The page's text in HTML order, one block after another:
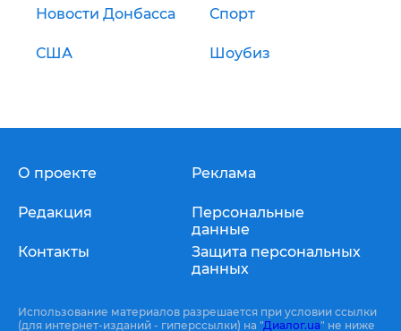
Новости Донбасса Спорт
США Шоубиз
О проекте
Редакция
Контакты
Реклама
Персональные
данные
Защита персональных
данных
Использование материалов разрешается при условии ссылки
(для интернет-изданий - гиперссылки) на "Диалог.ua" не ниже